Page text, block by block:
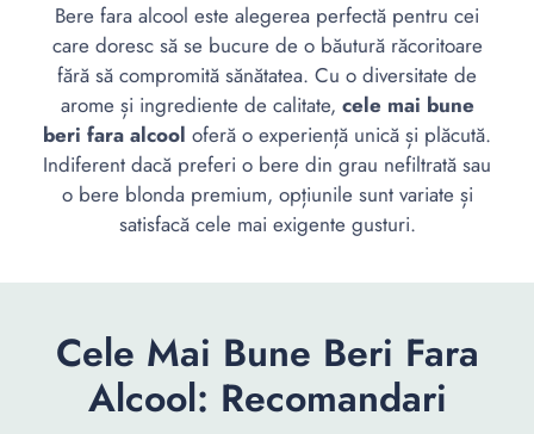
Bere fara alcool este alegerea perfectă pentru cei
care doresc să se bucure de o băutură răcoritoare
fără să compromită sănătatea. Cu o diversitate de
arome și ingrediente de calitate, cele mai bune
beri fara alcool oferă o experiență unică și plăcută.
Indiferent dacă preferi o bere din grau nefiltrată sau
o bere blonda premium, opțiunile sunt variate și
satisfacă cele mai exigente gusturi.
Cele Mai Bune Beri Fara
Alcool: Recomandari